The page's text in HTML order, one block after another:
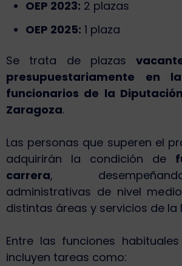
OEP 2023: 2 plazas
OEP 2025: 1 plaza
Se trata de plazas
presupuestariamente en
funcionarios de la
Zaragoza.
Las personas que superen el
adquirirán la condición de
carrera,
administrativas de nivel
distintas áreas y servicios de la
Entre las funciones
incluyen tareas como: